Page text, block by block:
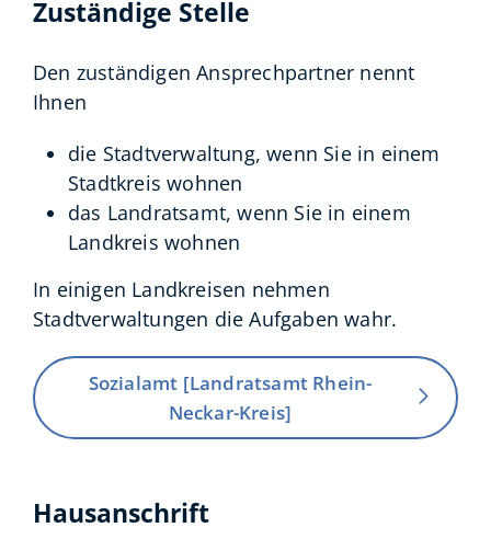
Zuständige Stelle
Den zuständigen Ansprechpartner nennt
Ihnen
die Stadtverwaltung, wenn Sie in einem
Stadtkreis wohnen
das Landratsamt, wenn Sie in einem
Landkreis wohnen
In einigen Landkreisen nehmen
Stadtverwaltungen die Aufgaben wahr.
Sozialamt [Landratsamt Rhein-
Neckar-Kreis]
Hausanschrift